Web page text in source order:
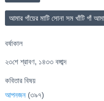
আমার গাঁয়ের মাটি সোনা সম খাঁটি গাঁ
বর্ষাকাল
২৩শে শ্রাবণ, ১৪৩৩ বঙ্গাব্দ
কবিতার বিষয়
আপনজন (৩৯৭)